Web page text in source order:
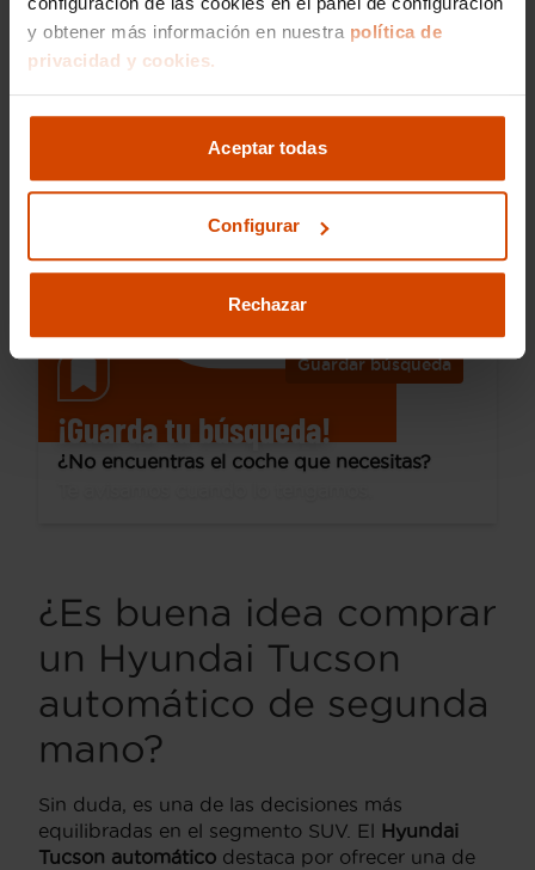
y obtener más información en nuestra política de
privacidad y cookies.
Aceptar todas
Configurar
Rechazar
Desde 311 € /mes*
Hyundai Tucson
1.6 CRDI 100kW (136CV) 48V Maxx DCT
2021
83.182 km
Híbrido no enchufable
Automática
Barakaldo
Guardar búsqueda
¡Guarda tu búsqueda!
¿No encuentras el coche que necesitas?
¿Es buena idea comprar
un Hyundai Tucson
automático de segunda
mano?
Sin duda, es una de las decisiones más
equilibradas en el segmento SUV. El Hyundai
Tucson automático destaca por ofrecer una de